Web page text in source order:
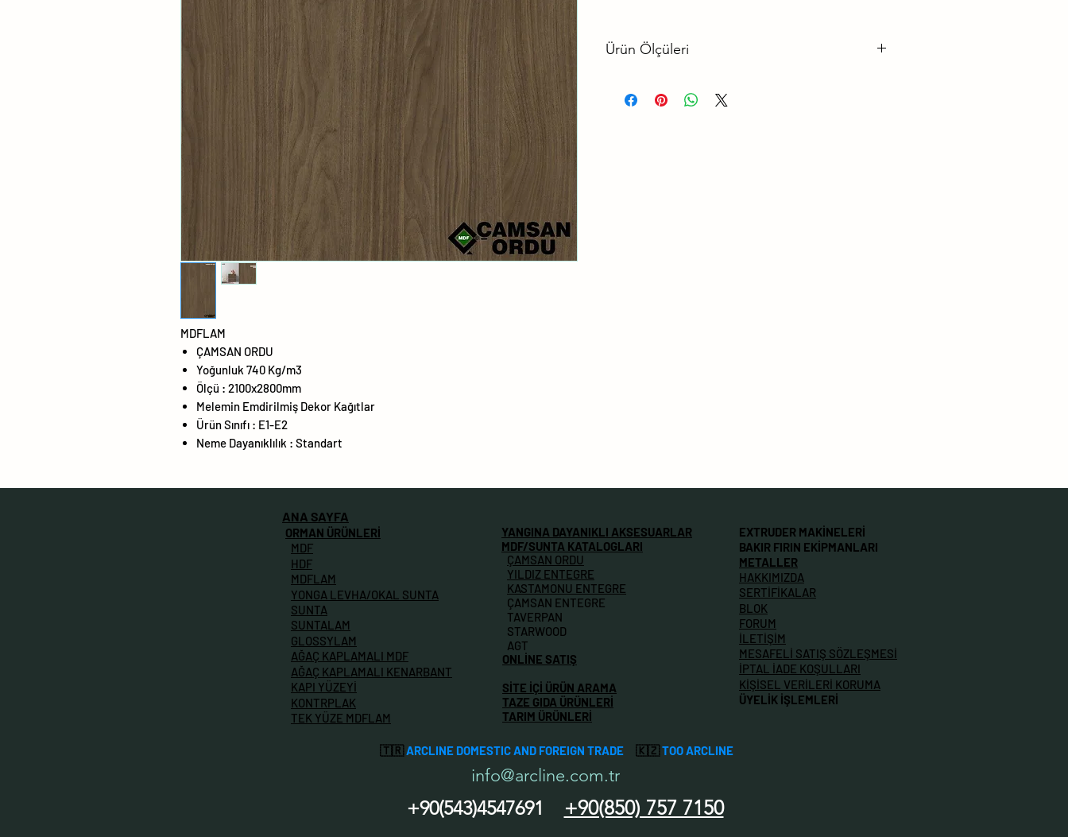
MDFLAM
ÇAMSAN ORDU
Yoğunluk 740 Kg/m3
Ölçü : 2100x2800mm
Melemin Emdirilmiş Dekor Kağıtlar
Ürün Sınıfı : E1-E2
Neme Dayanıklılık : Standart
Ürün Ölçüleri
ANA SAYFA
ORMAN ÜRÜNLERİ
MDF
MDFLAM
HDF
YONGA LEVHA/OKAL SUNTA
SUNTA
SUNTALAM
GLOSSYLAM
AĞAÇ KAPLAMALI MDF
AĞAÇ KAPLAMALI KENARBANT
KAPI YÜZEYİ
KONTRPLAK
TEK YÜZE MDFLAM
YANGINA DAYANIKLI AKSESUARLAR
MDF/SUNTA KATALOGLARI
ÇAMSAN ORDU
KASTAMONU ENTEGRE
YILDIZ ENTEGRE
ÇAMSAN ENTEGRE
TAVERPAN
STARWOOD
AGT
ONLİNE SATIŞ
SİTE İÇİ ÜRÜN ARAMA
TAZE GIDA ÜRÜNLERİ
TARIM ÜRÜNLERİ
EXTRUDER MAKİNELERİ
SERTİFİKALAR
BAKIR FIRIN EKİPMANLARI
HAKKIMIZDA
BLOK
METALLER
FORUM
İLETİŞİM
MESAFELİ SATIŞ SÖZLEŞMESİ
İPTAL İADE KOŞULLARI
KİŞİSEL VERİLERİ KORUMA
ÜYELİK İŞLEMLERİ
🇹🇷 ARCLINE DOMESTIC AND FOREIGN TRADE 🇰🇿 TOO ARCLINE
info@arcline.com.tr
+90(543)4547691 +90(850) 757 7150